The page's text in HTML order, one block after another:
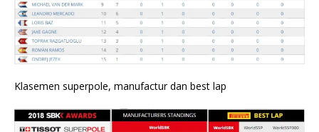
Klasemen superpole, manufactur dan best lap